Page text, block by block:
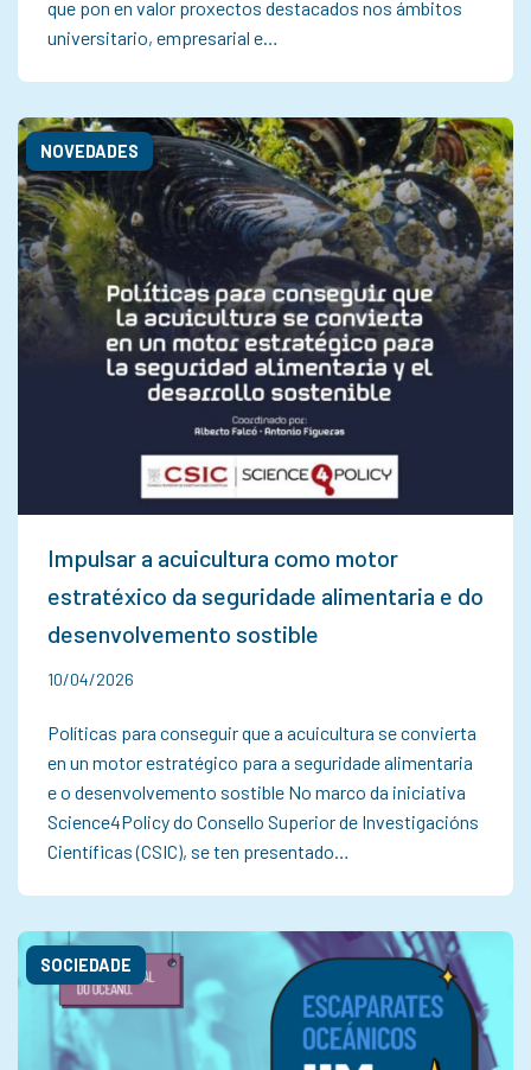
que pon en valor proxectos destacados nos ámbitos
universitario, empresarial e…
Impulsar a acuicultura como motor
estratéxico da seguridade alimentaria e do
desenvolvemento sostible
NOVEDADES
10/04/2026
Políticas para conseguir que a acuicultura se convierta
en un motor estratégico para a seguridade alimentaria
e o desenvolvemento sostible No marco da iniciativa
Science4Policy do Consello Superior de Investigacións
Científicas (CSIC), se ten presentado…
SOCIEDADE